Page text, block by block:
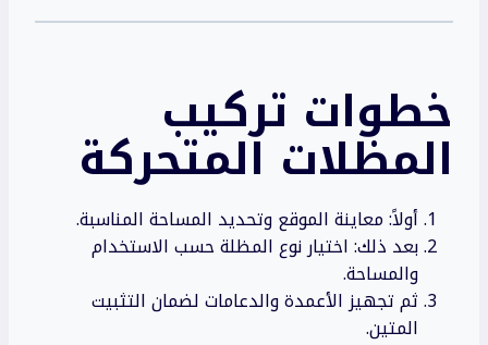
خطوات تركيب
المظلات المتحركة
أولاً: معاينة الموقع وتحديد المساحة المناسبة.
بعد ذلك: اختيار نوع المظلة حسب الاستخدام
والمساحة.
ثم تجهيز الأعمدة والدعامات لضمان التثبيت
المتين.